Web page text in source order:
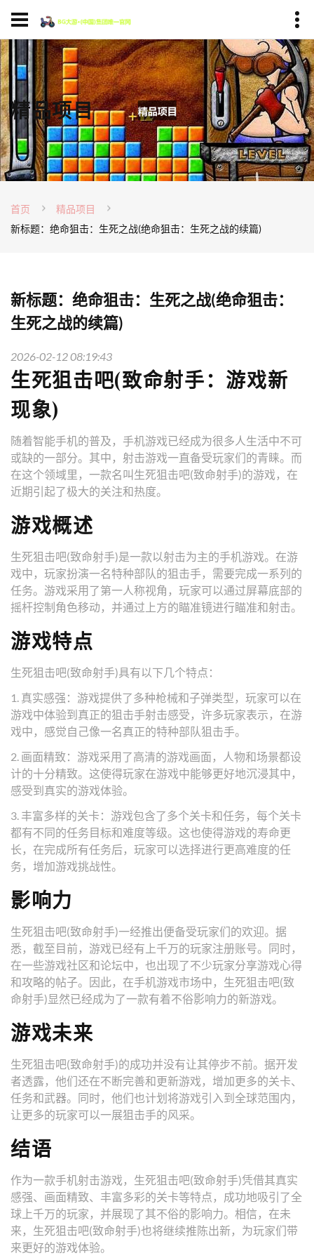
精品项目
首页
精品项目
新标题：绝命狙击：生死之战(绝命狙击：生死之战的续篇)
新标题：绝命狙击：生死之战(绝命狙击：
生死之战的续篇)
2026-02-12 08:19:43
生死狙击吧(致命射手：游戏新
现象)
随着智能手机的普及，手机游戏已经成为很多人生活中不可
或缺的一部分。其中，射击游戏一直备受玩家们的青睐。而
在这个领域里，一款名叫生死狙击吧(致命射手)的游戏，在
近期引起了极大的关注和热度。
游戏概述
生死狙击吧(致命射手)是一款以射击为主的手机游戏。在游
戏中，玩家扮演一名特种部队的狙击手，需要完成一系列的
任务。游戏采用了第一人称视角，玩家可以通过屏幕底部的
摇杆控制角色移动，并通过上方的瞄准镜进行瞄准和射击。
游戏特点
生死狙击吧(致命射手)具有以下几个特点：
1. 真实感强：游戏提供了多种枪械和子弹类型，玩家可以在
游戏中体验到真正的狙击手射击感受，许多玩家表示，在游
戏中，感觉自己像一名真正的特种部队狙击手。
2. 画面精致：游戏采用了高清的游戏画面，人物和场景都设
计的十分精致。这使得玩家在游戏中能够更好地沉浸其中，
感受到真实的游戏体验。
3. 丰富多样的关卡：游戏包含了多个关卡和任务，每个关卡
都有不同的任务目标和难度等级。这也使得游戏的寿命更
长，在完成所有任务后，玩家可以选择进行更高难度的任
务，增加游戏挑战性。
影响力
生死狙击吧(致命射手)一经推出便备受玩家们的欢迎。据
悉，截至目前，游戏已经有上千万的玩家注册账号。同时，
在一些游戏社区和论坛中，也出现了不少玩家分享游戏心得
和攻略的帖子。因此，在手机游戏市场中，生死狙击吧(致
命射手)显然已经成为了一款有着不俗影响力的新游戏。
游戏未来
生死狙击吧(致命射手)的成功并没有让其停步不前。据开发
者透露，他们还在不断完善和更新游戏，增加更多的关卡、
任务和武器。同时，他们也计划将游戏引入到全球范围内，
让更多的玩家可以一展狙击手的风采。
结语
作为一款手机射击游戏，生死狙击吧(致命射手)凭借其真实
感强、画面精致、丰富多彩的关卡等特点，成功地吸引了全
球上千万的玩家，并展现了其不俗的影响力。相信，在未
来，生死狙击吧(致命射手)也将继续推陈出新，为玩家们带
来更好的游戏体验。